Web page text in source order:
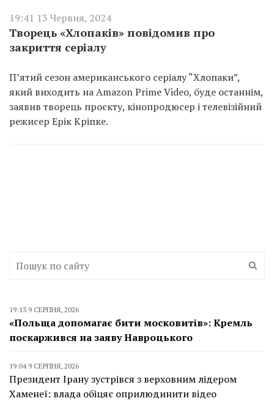
19:41 13 Червня, 2024
Творець «Хлопаків» повідомив про
закриття серіалу
П’ятий сезон американського серіалу “Хлопаки”,
який виходить на Amazon Prime Video, буде останнім,
заявив творець проєкту, кінопродюсер і телевізійний
режисер Ерік Кріпке.
19:13 9 СЕРПНЯ, 2026
«Польща допомагає бити московитів»: Кремль
поскаржився на заяву Навроцького
19:04 9 СЕРПНЯ, 2026
Президент Ірану зустрівся з верховним лідером
Хаменеї: влада обіцяє оприлюдинити відео